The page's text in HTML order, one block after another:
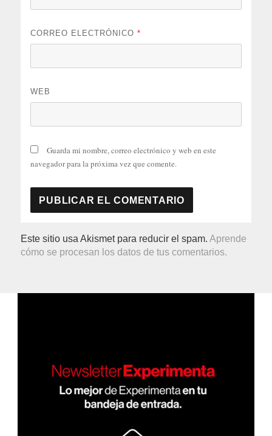
CORREO ELECTRÓNICO*
WEB
Guarda mi nombre, correo electrónico y web en este
navegador para la próxima vez que comente.
Este sitio usa Akismet para reducir el spam.Aprende
cómo se procesan los datos de tus comentarios.